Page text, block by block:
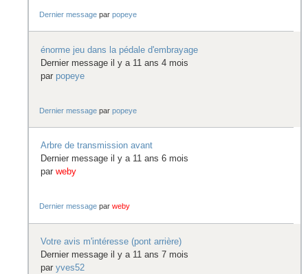
Dernier message parpopeye
énorme jeu dans la pédale d'embrayage
Dernier message il y a 11 ans 4 mois
par popeye
Dernier message parpopeye
Arbre de transmission avant
Dernier message il y a 11 ans 6 mois
par weby
Dernier message parweby
Votre avis m'intéresse (pont arrière)
Dernier message il y a 11 ans 7 mois
par yves52